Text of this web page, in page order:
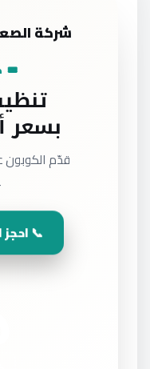
شركة
🎟️
بسعر
قدّم الكوبون
📞 احجز